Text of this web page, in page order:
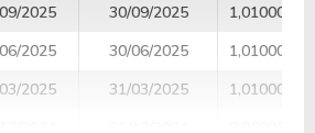
2025 30/09/2025
1,01000000
2025 30/06/2025
1,01000000
2025 31/03/2025
1,01000000